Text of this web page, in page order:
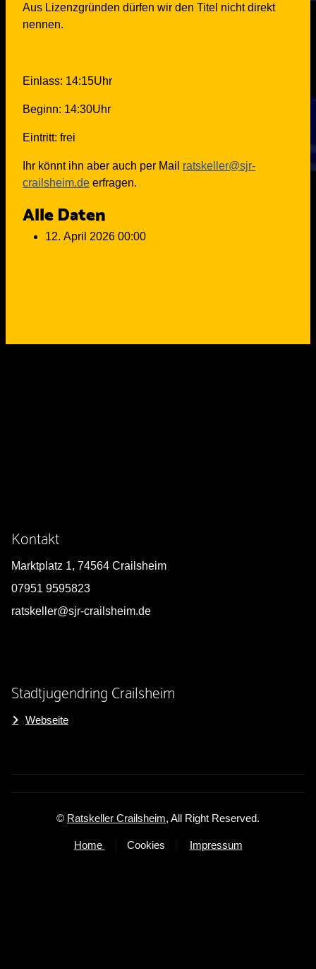
Aus Lizenzgründen dürfen wir den Titel nicht direkt
nennen.
Einlass: 14:15Uhr
Beginn: 14:30Uhr
Eintritt: frei
Ihr könnt ihn aber auch per Mail ratskeller@sjr-
crailsheim.de erfragen.
Alle Daten
12. April 2026 00:00
Kontakt
Marktplatz 1, 74564 Crailsheim
07951 9595823
ratskeller@sjr-crailsheim.de
Stadtjugendring Crailsheim
Webseite
© Ratskeller Crailsheim, All Right Reserved.
Home Cookies Impressum